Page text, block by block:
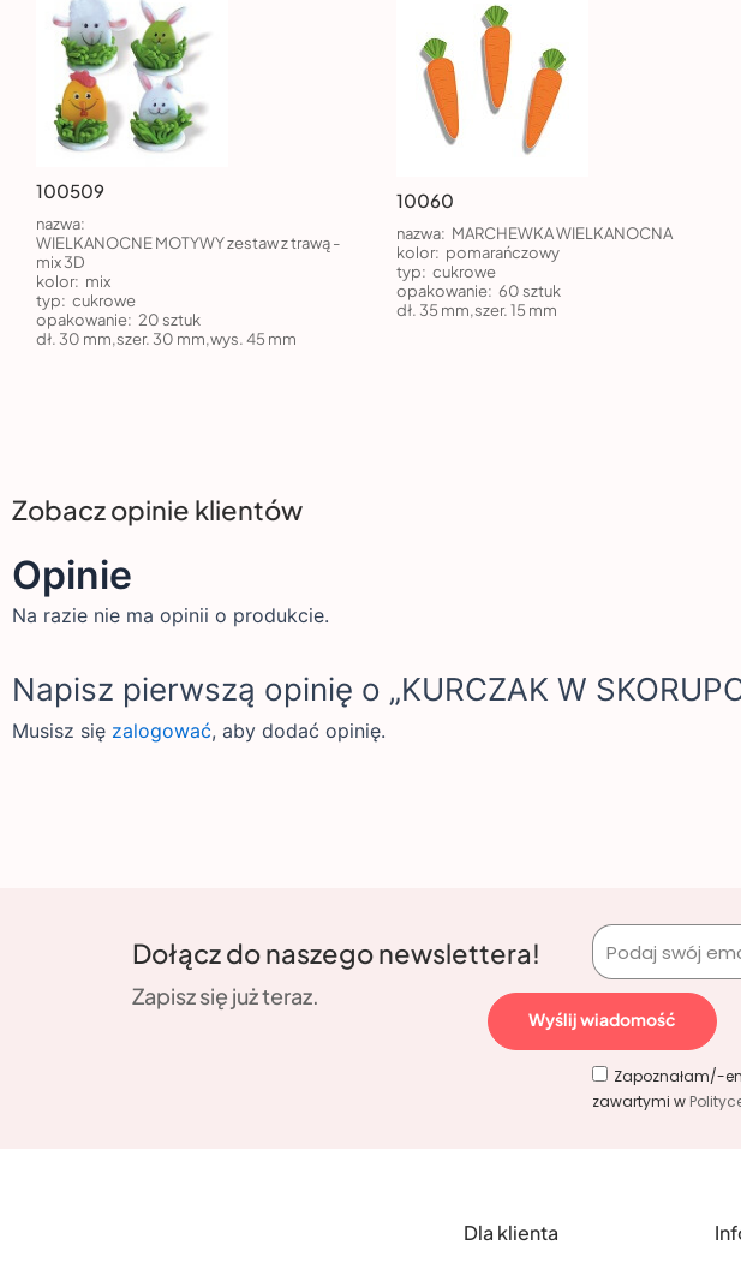
100509
nazwa:
WIELKANOCNE MOTYWY zestaw z trawą -
mix 3D
kolor: mix
typ: cukrowe
opakowanie: 20 sztuk
dł. 30 mm,szer. 30 mm,wys. 45 mm
10060
nazwa: MARCHEWKA WIELKANOCNA
kolor: pomarańczowy
typ: cukrowe
opakowanie: 60 sztuk
dł. 35 mm,szer. 15 mm
Zobacz opinie klientów
Opinie
Na razie nie ma opinii o produkcie.
Napisz pierwszą opinię o „KURCZAK W
Musisz się zalogować, aby dodać opinię.
Dołącz do naszego newslettera!
Zapisz się już teraz.
Zapoznałam/-
zawartymi w
Wyślij wiadomość
Dla klienta